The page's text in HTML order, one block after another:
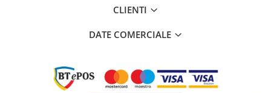
CLIENTI
DATE COMERCIALE